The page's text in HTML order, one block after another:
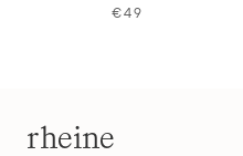
€49
rheine